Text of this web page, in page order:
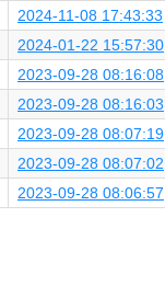
2024-11-08 17:43:33
2024-01-22 15:57:30
2023-09-28 08:16:08
2023-09-28 08:16:03
2023-09-28 08:07:19
2023-09-28 08:07:02
2023-09-28 08:06:57